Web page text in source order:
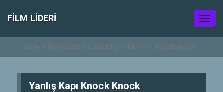
FILM LIDERI
Yanlış Kapı Knock Knock